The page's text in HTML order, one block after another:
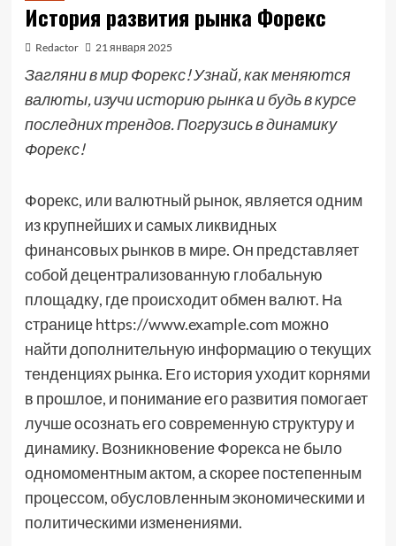
История развития рынка Форекс
Redactor 21 января 2025
Загляни в мир Форекс! Узнай, как меняются
валюты, изучи историю рынка и будь в курсе
последних трендов. Погрузись в динамику
Форекс!
Форекс, или валютный рынок, является одним
из крупнейших и самых ликвидных
финансовых рынков в мире. Он представляет
собой децентрализованную глобальную
площадку, где происходит обмен валют. На
странице https://www.example.com можно
найти дополнительную информацию о текущих
тенденциях рынка. Его история уходит корнями
в прошлое, и понимание его развития помогает
лучше осознать его современную структуру и
динамику. Возникновение Форекса не было
одномоментным актом, а скорее постепенным
процессом, обусловленным экономическими и
политическими изменениями.